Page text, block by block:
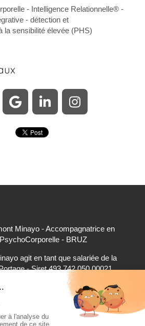
- Intelligence Relationnelle® -
- détection et
la sensibilité élevée (PHS)
Minayo - Accompagnatrice en
- BRUZ
agit en tant que salariée de la
- Siret 493 742 050 00021
les règlements par carte bancaire,
bancaire et espèces